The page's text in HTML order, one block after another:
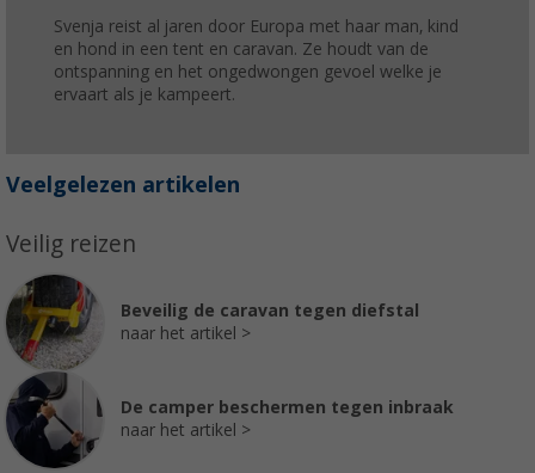
Svenja reist al jaren door Europa met haar man, kind
en hond in een tent en caravan. Ze houdt van de
ontspanning en het ongedwongen gevoel welke je
ervaart als je kampeert.
Veelgelezen artikelen
Veilig reizen
Beveilig de caravan tegen diefstal
naar het artikel
De camper beschermen tegen inbraak
naar het artikel